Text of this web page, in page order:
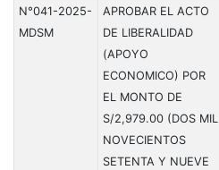
N°041-2025-
MDSM
APROBAR EL ACTO
DE LIBERALIDAD
(APOYO
ECONOMICO) POR
EL MONTO DE
S/2,979.00 (DOS MIL
NOVECIENTOS
SETENTA Y NUEVE